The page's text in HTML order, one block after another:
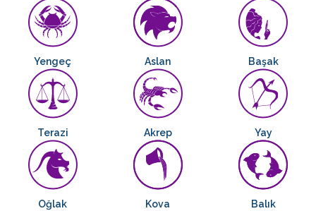
Yengeç Aslan Başak
Terazi Akrep Yay
Oğlak Kova Balık